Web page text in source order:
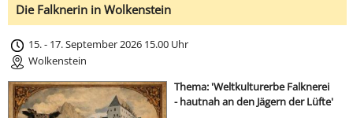
Die Falknerin in Wolkenstein
15. - 17. September 2026 15.00 Uhr
Wolkenstein
Thema: 'Weltkulturerbe Falknerei
- hautnah an den Jägern der Lüfte'